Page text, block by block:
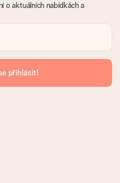
objednávkou?
vždy ji najdete ve svém účtu
můžete dar doručit přímo
o aktuálních nabídkách a
přihlásit!